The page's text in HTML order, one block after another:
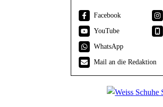
Facebook
YouTube
WhatsApp
Mail an die Redaktion